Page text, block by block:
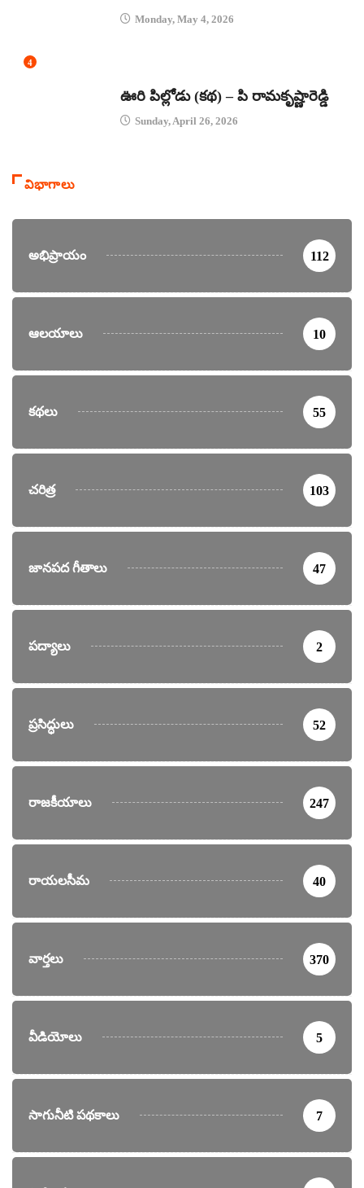
Monday, May 4, 2026
4
ఊరి పిల్లోడు (కథ) – పి రామకృష్ణారెడ్డి
Sunday, April 26, 2026
విభాగాలు
అభిప్రాయం 112
ఆలయాలు 10
కథలు 55
చరిత్ర 103
జానపద గీతాలు 47
పద్యాలు 2
ప్రసిద్ధులు 52
రాజకీయాలు 247
రాయలసీమ 40
వార్తలు 370
వీడియోలు 5
సాగునీటి పథకాలు 7